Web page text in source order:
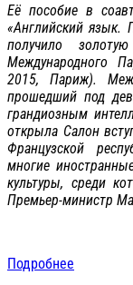
Её пособие в
«Английский язык.
получило
Международного
2015, Париж).
прошедший под
грандиозным
открыла Салон
Французской
многие
культуры, среди
Премьер-министр
Подробнее